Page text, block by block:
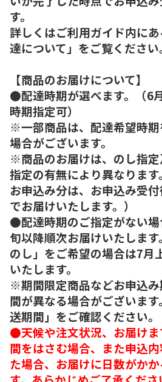
す。
詳しくはご利用ガイド内に
達について」をご覧ください
【商品のお届けについて】
●配達時期が選べます。（6
時期指定可）
※一部商品は、配達希望時
場合がございます。
※商品のお届けは、のし指
指定の有無により異なりま
お申込み分は、お申込み受
でお届けいたします。）
●配達時期のご指定がない
旬以降順次お届けいたしま
のし」をご希望の場合は7月
いたします。
※期間限定商品などお申込
間が異なる場合がございま
送期間」をご確認ください。
●天候や注文状況、お届け
間をはさむ場合、また申込
た場合、お届けに日数がか